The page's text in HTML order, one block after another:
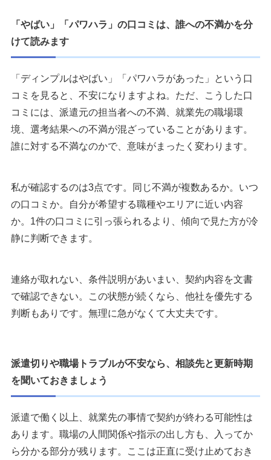
「やばい」「パワハラ」の口コミは、誰への不満かを分
けて読みます
「ディンプルはやばい」「パワハラがあった」という口
コミを見ると、不安になりますよね。ただ、こうした口
コミには、派遣元の担当者への不満、就業先の職場環
境、選考結果への不満が混ざっていることがあります。
誰に対する不満なのかで、意味がまったく変わります。
私が確認するのは3点です。同じ不満が複数あるか。いつ
の口コミか。自分が希望する職種やエリアに近い内容
か。1件の口コミに引っ張られるより、傾向で見た方が冷
静に判断できます。
連絡が取れない、条件説明があいまい、契約内容を文書
で確認できない。この状態が続くなら、他社を優先する
判断もありです。無理に急がなくて大丈夫です。
派遣切りや職場トラブルが不安なら、相談先と更新時期
を聞いておきましょう
派遣で働く以上、就業先の事情で契約が終わる可能性は
あります。職場の人間関係や指示の出し方も、入ってか
ら分かる部分が残ります。ここは正直に受け止めておき